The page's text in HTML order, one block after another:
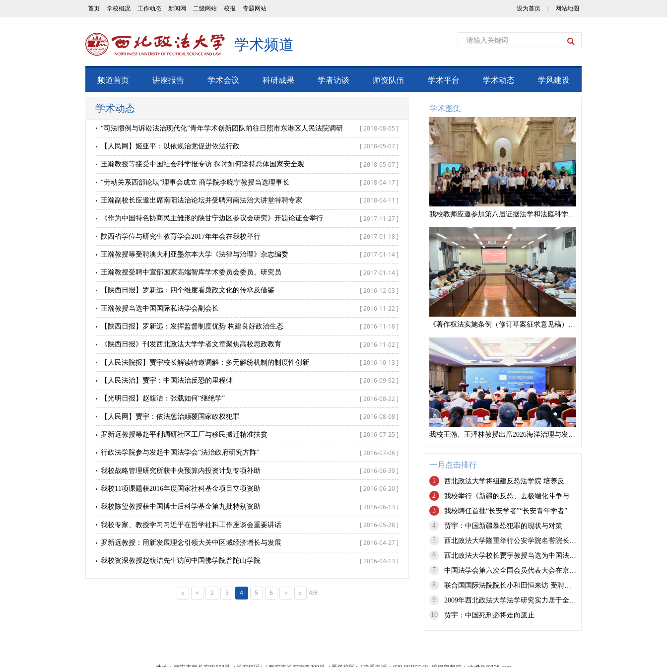
首页 学校概况 工作动态 新闻网 二级网站 校报 专题网站 设为首页 网站地图
学术频道
频道首页 讲座报告 学术会议 科研成果 学者访谈 师资队伍 学术平台 学术动态 学风建设
学术动态
“司法惯例与诉讼法治现代化”青年学术创新团队前往日照市东港区人民法院调研 [ 2018-08-05 ]
【人民网】姬亚平：以依规治党促进依法行政 [ 2018-05-07 ]
王瀚教授等接受中国社会科学报专访 探讨如何坚持总体国家安全观 [ 2018-05-07 ]
“劳动关系西部论坛”理事会成立 商学院李晓宁教授当选理事长 [ 2018-04-17 ]
王瀚副校长应邀出席南阳法治论坛并受聘河南法治大讲堂特聘专家 [ 2018-04-11 ]
《作为中国特色协商民主雏形的陕甘宁边区参议会研究》开题论证会举行 [ 2017-11-27 ]
陕西省学位与研究生教育学会2017年年会在我校举行 [ 2017-01-18 ]
王瀚教授等受聘澳大利亚墨尔本大学《法律与治理》杂志编委 [ 2017-01-14 ]
王瀚教授受聘中宣部国家高端智库学术委员会委员、研究员 [ 2017-01-14 ]
【陕西日报】罗新远：四个维度看廉政文化的传承及借鉴 [ 2016-12-03 ]
王瀚教授当选中国国际私法学会副会长 [ 2016-11-22 ]
【陕西日报】罗新远：发挥监督制度优势 构建良好政治生态 [ 2016-11-18 ]
《陕西日报》刊发西北政法大学学者文章聚焦高校思政教育 [ 2016-11-02 ]
【人民法院报】贾宇校长解读特邀调解：多元解纷机制的制度性创新 [ 2016-10-13 ]
【人民法治】贾宇：中国法治反恐的里程碑 [ 2016-09-02 ]
【光明日报】赵馥洁：张载如何“继绝学” [ 2016-08-22 ]
【人民网】贾宇：依法惩治颠覆国家政权犯罪 [ 2016-08-08 ]
罗新远教授等赴平利调研社区工厂与移民搬迁精准扶贫 [ 2016-07-25 ]
行政法学院参与发起中国法学会“法治政府研究方阵” [ 2016-07-06 ]
我校战略管理研究所获中央预算内投资计划专项补助 [ 2016-06-30 ]
我校11项课题获2016年度国家社科基金项目立项资助 [ 2016-06-20 ]
我校陈玺教授获中国博士后科学基金第九批特别资助 [ 2016-06-13 ]
我校专家、教授学习习近平在哲学社科工作座谈会重要讲话 [ 2016-05-28 ]
罗新远教授：用新发展理念引领大关中区域经济增长与发展 [ 2016-04-27 ]
我校资深教授赵馥洁先生访问中国佛学院普陀山学院 [ 2016-04-13 ]
« < 2 3 4 5 6 > » 4/8
学术图集
我校教师应邀参加第八届证据法学和法庭科学国际会议并作学术报告
《著作权法实施条例（修订草案征求意见稿）》专家研讨会在我校举办
我校王瀚、王泽林教授出席2026海洋治理与发展学术论坛
一月点击排行
1
2
我校举行《新疆的反恐、去极端化斗争与人权保障》白皮书学习座谈会
3
我校聘任首批“长安学者”“长安青年学者”
4
贾宇：中国新疆暴恐犯罪的现状与对策
5
6
西北政法大学校长贾宇教授当选为中国法学会刑法学研究会副会长
7
中国法学会第六次全国会员代表大会在京隆重召开 贾宇校长当选为常务理事、王瀚副校长当选为理事
8
联合国国际法院院长小和田恒来访 受聘西法大荣誉教授
9
2009年西北政法大学法学研究实力居于全国前十位
10
贾宇：中国死刑必将走向废止